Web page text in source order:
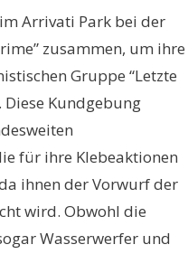
Arrivati Park bei der
zusammen, um ihre
Gruppe “Letzte
Kundgebung
für ihre Klebeaktionen
ihnen der Vorwurf der
wird. Obwohl die
Wasserwerfer und